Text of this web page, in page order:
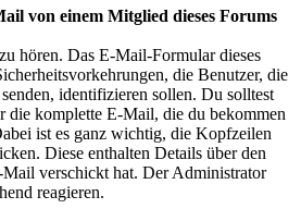
von einem Mitglied dieses Forums
hören. Das E-Mail-Formular dieses
die Benutzer, die
identifizieren sollen. Du solltest
die komplette E-Mail, die du bekommen
ist es ganz wichtig, die Kopfzeilen
Diese enthalten Details über den
verschickt hat. Der Administrator
reagieren.